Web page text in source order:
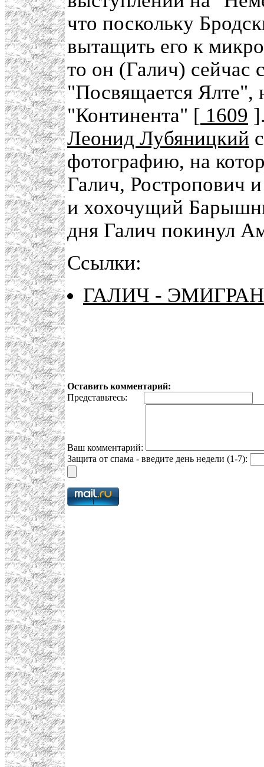
что поскольку
вытащить его к
то он (Галич) сейчас
"Посвящается Ялте",
"Континента" [ 1609
Леонид Лубяницкий
фотографию, на
Галич, Ростропович
и хохочущий
дня Галич покинул
Ссылки:
ГАЛИЧ -
Оставить комментарий:
Представьтесь:
Ваш комментарий:
Защита от спама - введите день недели (1-7):